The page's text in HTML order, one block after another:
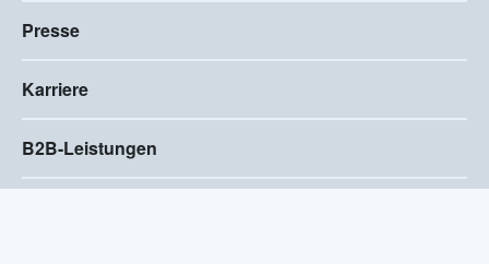
Presse
Karriere
B2B-Leistungen